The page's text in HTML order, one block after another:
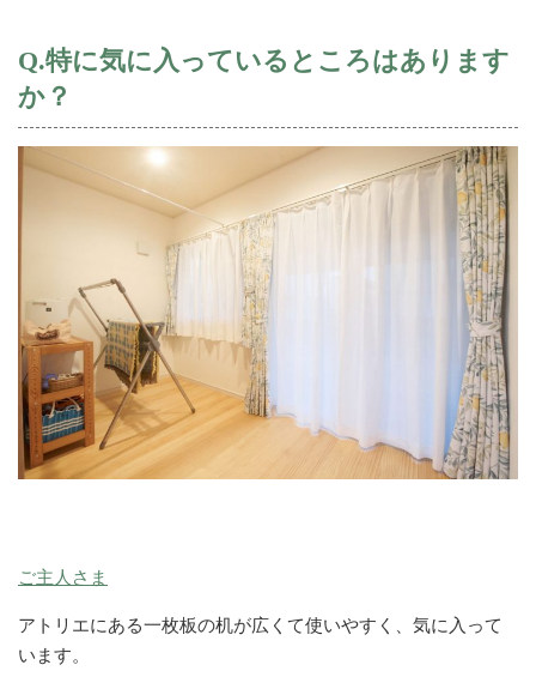
Q.特に気に入っているところはあります
か？
ご主人さま
アトリエにある一枚板の机が広くて使いやすく、気に入って
います。